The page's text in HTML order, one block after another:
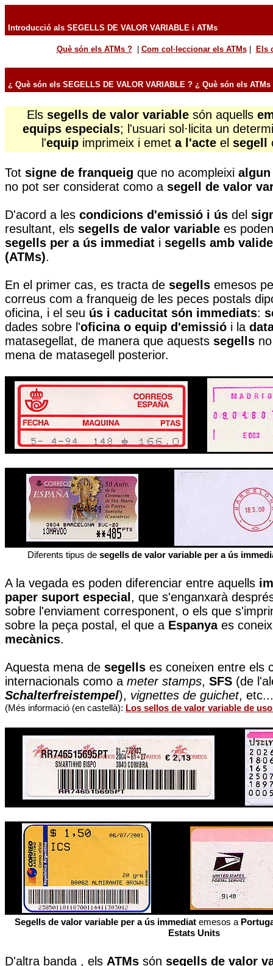
Introducció als SEGELLS DE VALOR VARIABLE i ATMs
Què són els ATMs ? Com col·leccionar els ATMs Els
¿ Què són els SEGELLS DE VALOR VARIABLE ? ¿ Què són els ATMs
Els segells de valor variable són aquells
equips especials; l'usuari sol·licita un
l'equip imprimeix i emet a l'acte el segell
Tot signe de franqueig que no acompleixi algun
no pot ser considerat como a segell de valor
D'acord a les condicions d'emissió i ús del
resultant, els segells de valor variable es
segells per a ús immediat i segells amb
(ATMs).
En el primer cas, es tracta de segells emesos
correus com a franqueig de les peces postals
oficina, i el seu ús i caducitat són immediats:
dades sobre l'oficinao equip d'emissió i la
matasegellat, de manera que aquests segells
mena de matasegell posterior.
Diferents tipus de segells de valor variable per a ús
A la vegada es poden diferenciar entre aquells
paper suport especial , que s'enganxarà
sobre l'enviament corresponent, o els que
sobre la peça postal, el que a Espanyaes
mecànics.
Aquesta mena de segells es coneixen entre els
internacionals como a meter stamps, SFS (de
Schalterfreistempel), vignettes de guichet, etc...
(Més informació (en castellà): Los sellos de valor variable de
Segells de valor variable per a ús immediatemesos a
Estats Units
D'altra banda , els ATMs són segells de valor